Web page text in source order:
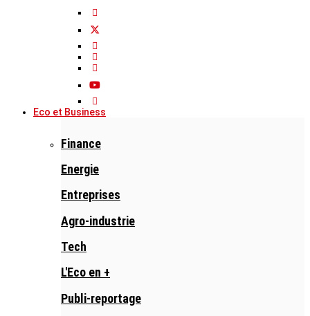
Eco et Business
Finance
Energie
Entreprises
Agro-industrie
Tech
L'Eco en +
Publi-reportage